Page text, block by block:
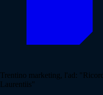
Trentino marketing, l'ad:
Laurentiis"